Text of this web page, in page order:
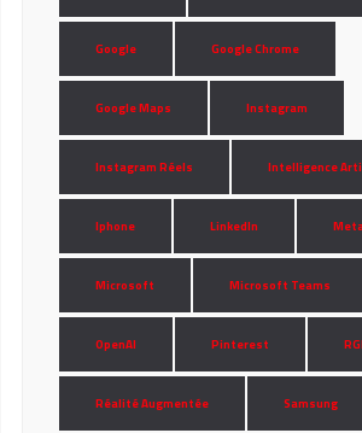
Google Google Chrome
Google Maps Instagram
Instagram Réels Intelligence
Iphone LinkedIn
Microsoft Microsoft Teams
OpenAI Pinterest
Réalité Augmentée Samsung